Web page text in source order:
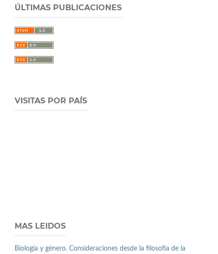
ÚLTIMAS PUBLICACIONES
VISITAS POR PAÍS
MAS LEIDOS
Biología y género. Consideraciones desde la filosofía de la